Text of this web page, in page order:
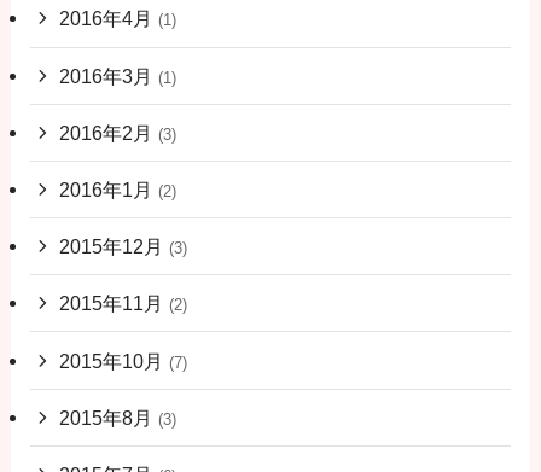
2016年4月 (1)
2016年3月 (1)
2016年2月 (3)
2016年1月 (2)
2015年12月 (3)
2015年11月 (2)
2015年10月 (7)
2015年8月 (3)